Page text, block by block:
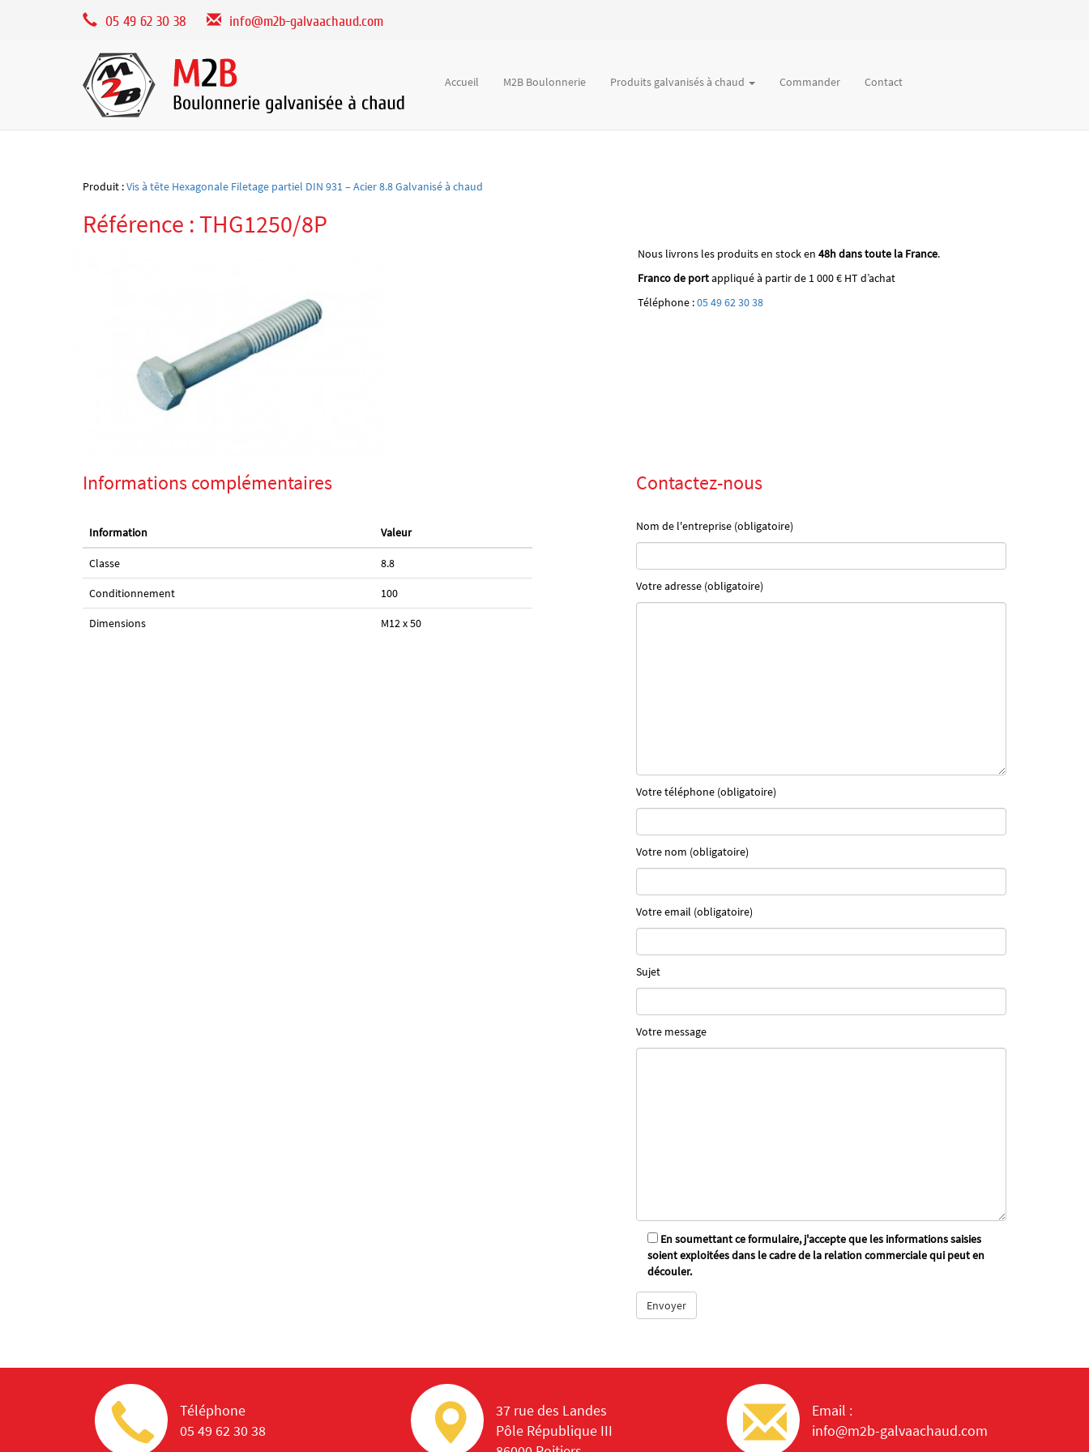
05 49 62 30 38 info@m2b-galvaachaud.com
Accueil M2B Boulonnerie Produits galvanisés à chaud Commander Contact
Produit :Vis à tête Hexagonale Filetage partiel DIN 931 – Acier 8.8 Galvanisé à chaud
Référence : THG1250/8P
Nous livrons les produits en stock en 48h dans toute la France.
Franco de portappliqué à partir de 1 000 € HT d’achat
Téléphone :05 49 62 30 38
Informations complémentaires
Information Valeur
Classe 8.8
Conditionnement 100
Dimensions M12 x 50
Contactez-nous
Nom de l'entreprise (obligatoire)
Votre adresse (obligatoire)
Votre téléphone (obligatoire)
Votre nom (obligatoire)
Votre email (obligatoire)
Sujet
Votre message
En soumettant ce formulaire, j'accepte que les informations saisies
soient exploitées dans le cadre de la relation commerciale qui peut en
découler.
Téléphone
05 49 62 30 38
37 rue des Landes
Pôle République III
Email :
info@m2b-galvaachaud.com